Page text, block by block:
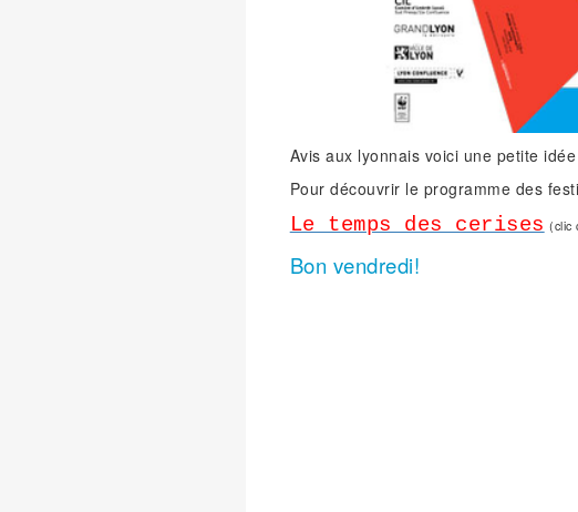
Avis aux lyonnais voici une petite
Pour découvrir le programme des
Le temps des cerises (clic
Bon vendredi!